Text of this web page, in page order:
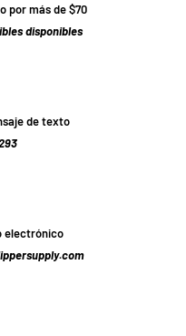
por más de $70
disponibles
de texto
electrónico